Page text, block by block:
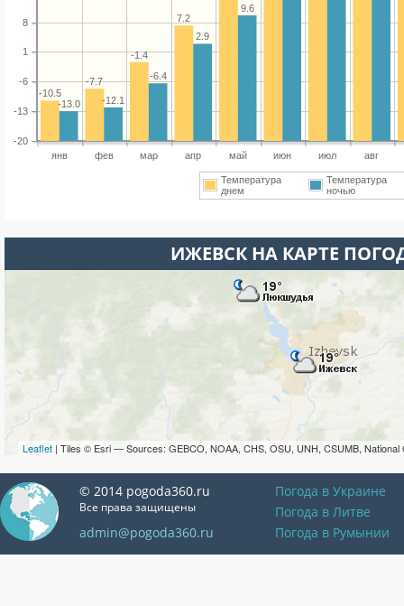
янв фев мар апр май июн июл авг
-20
-13
-6
1
8 7.2
-1.4
-7.7
-10.5
9.6
2.9
-6.4
-12.1
-13.0
Температура
днем
Температура
ночью
ИЖЕВСК НА КАРТЕ
Leaflet | Tiles © Esri — Sources: GEBCO, NOAA, CHS, OSU, UNH, CSUMB, National
© 2014 pogoda360.ru
Все права защищены
admin@pogoda360.ru
Погода в Украине
Погода в Литве
Погода в Румынии